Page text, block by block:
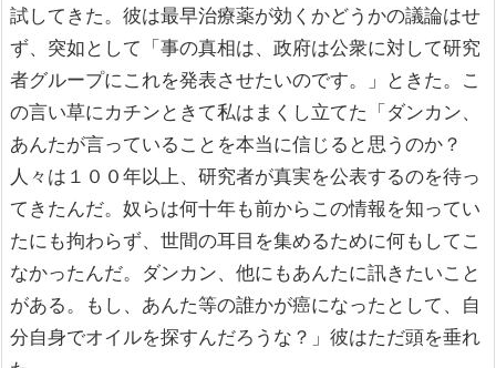
試してきた。彼は最早治療薬が効くかどうかの議論はせ
ず、突如として「事の真相は、政府は公衆に対して研究
者グループにこれを発表させたいのです。」ときた。こ
の言い草にカチンときて私はまくし立てた「ダンカン、
あんたが言っていることを本当に信じると思うのか？
人々は１００年以上、研究者が真実を公表するのを待っ
てきたんだ。奴らは何十年も前からこの情報を知ってい
たにも拘わらず、世間の耳目を集めるために何もしてこ
なかったんだ。ダンカン、他にもあんたに訊きたいこと
がある。もし、あんた等の誰かが癌になったとして、自
分自身でオイルを探すんだろうな？」彼はただ頭を垂れ